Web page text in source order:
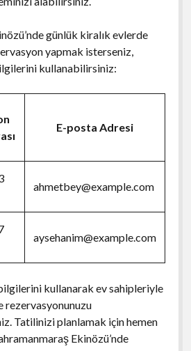
günlük kiralık evlerde
yapmak isterseniz,
kullanabilirsiniz:
E-posta Adresi
ahmetbey@example.com
aysehanim@example.com
kullanarak ev sahipleriyle
rezervasyonunuzu
Tatilinizi planlamak için hemen
Ekinözü’nde